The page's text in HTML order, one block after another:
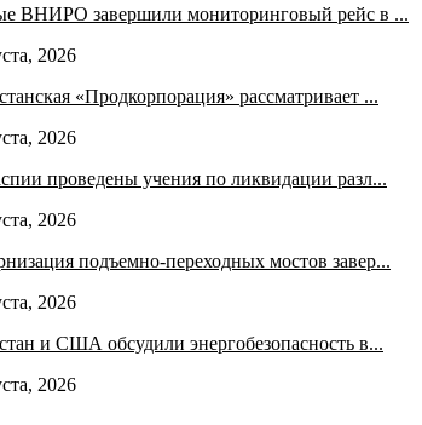
ВНИРО завершили мониторинговый рейс в ...
2026
«Продкорпорация» рассматривает ...
2026
проведены учения по ликвидации разл...
2026
подъемно-переходных мостов завер...
2026
и США обсудили энергобезопасность в...
2026